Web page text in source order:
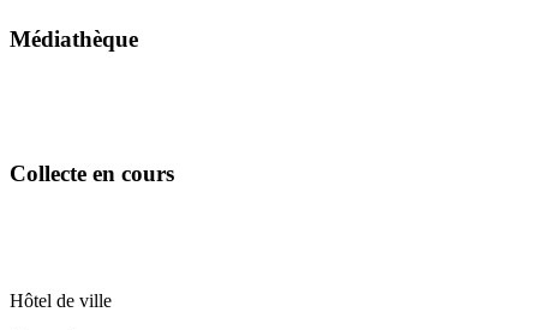
Médiathèque
Collecte en cours
Hôtel de ville